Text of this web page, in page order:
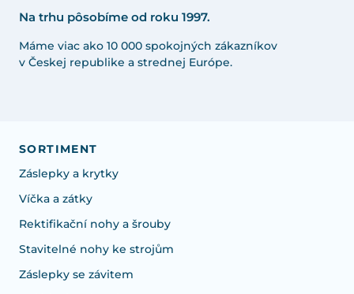
Na trhu pôsobíme od roku 1997.
Máme viac ako 10 000 spokojných zákazníkov
v Českej republike a strednej Európe.
SORTIMENT
Záslepky a krytky
Víčka a zátky
Rektifikační nohy a šrouby
Stavitelné nohy ke strojům
Záslepky se závitem